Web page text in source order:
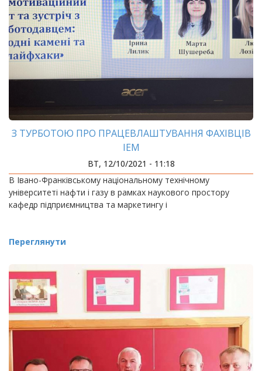
З ТУРБОТОЮ ПРО ПРАЦЕВЛАШТУВАННЯ ФАХІВЦІВ
ІЕМ
ВТ, 12/10/2021 - 11:18
В Івано-Франківському національному технічному
університеті нафти і газу в рамках наукового простору
кафедр підприємництва та маркетингу і
Переглянути